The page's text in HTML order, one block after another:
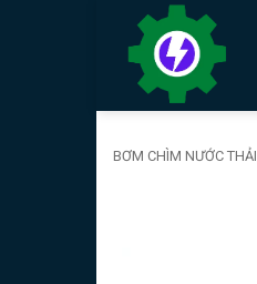
BƠM CHÌM NƯỚC THẢI